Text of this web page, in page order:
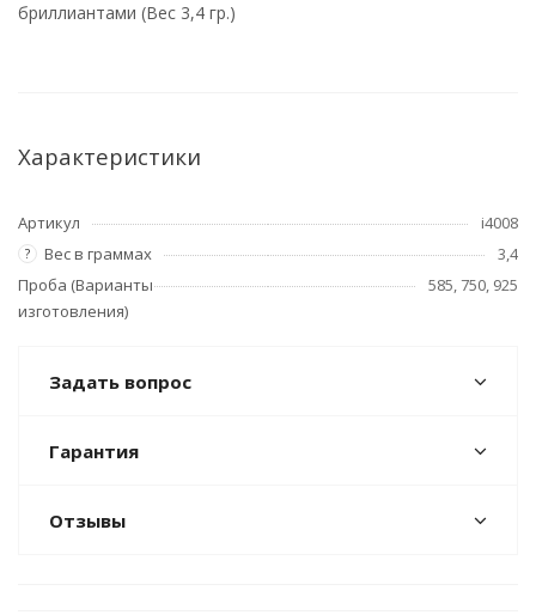
бриллиантами (Вес 3,4 гр.)
Характеристики
Артикул i4008
? Вес в граммах
3,4
Проба (Варианты
изготовления)
585, 750, 925
Задать вопрос
Гарантия
Отзывы